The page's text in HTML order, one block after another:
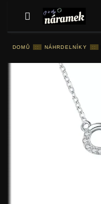
DOMŮ :: NÁHRDELNÍKY ::